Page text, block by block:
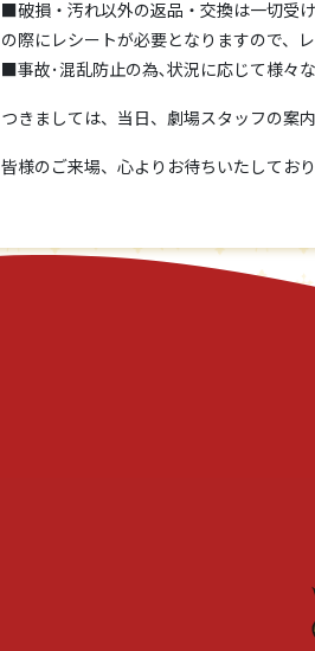
■破損・汚れ以外の返品・交換は一切受
の際にレシートが必要となりますので、
■事故･混乱防止の為､状況に応じて様々
つきましては、当日、劇場スタッフの案
皆様のご来場、心よりお待ちいたしており